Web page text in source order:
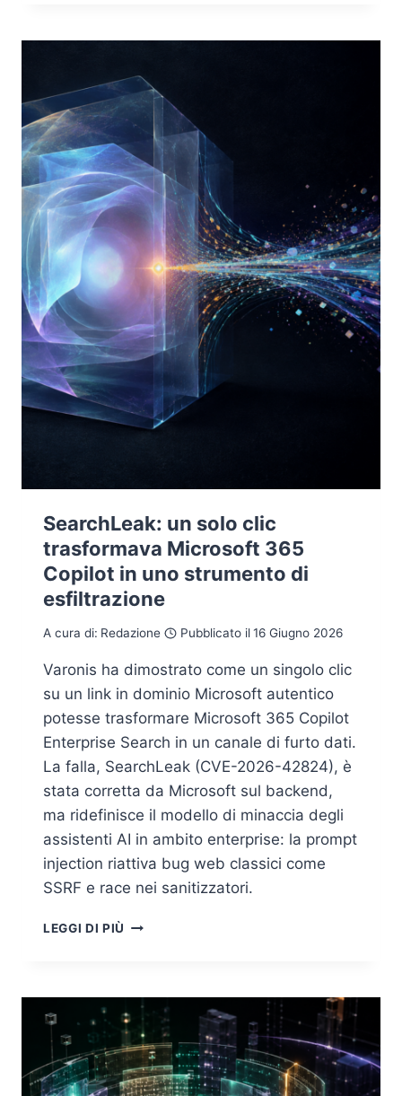
VS
DI
CONTROLLO:
DOVE
L’ENTUSIASMO
SI
SCONTRA
CON
LA
REALTÀ
SearchLeak: un solo clic
trasformava Microsoft 365
Copilot in uno strumento di
esfiltrazione
A cura di: Redazione Pubblicato il16 Giugno 2026
Varonis ha dimostrato come un singolo clic
su un link in dominio Microsoft autentico
potesse trasformare Microsoft 365 Copilot
Enterprise Search in un canale di furto dati.
La falla, SearchLeak (CVE-2026-42824), è
stata corretta da Microsoft sul backend,
ma ridefinisce il modello di minaccia degli
assistenti AI in ambito enterprise: la prompt
injection riattiva bug web classici come
SSRF e race nei sanitizzatori.
LEGGI DI PIÙ SEARCHLEAK:
TRASFORMAVA
MICROSOFT
365
COPILOT
IN